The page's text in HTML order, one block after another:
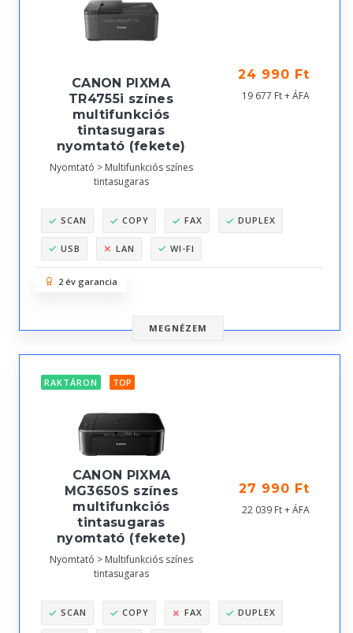
CANON PIXMA
TR4755i színes
multifunkciós
tintasugaras
nyomtató (fekete)
Nyomtató > Multifunkciós színes
tintasugaras
24 990 Ft
19 677 Ft + ÁFA
SCAN COPY FAX DUPLEX
USB LAN WI-FI
2 év garancia
MEGNÉZEM
RAKTÁRON TOP
CANON PIXMA
MG3650S színes
multifunkciós
tintasugaras
nyomtató (fekete)
Nyomtató > Multifunkciós színes
tintasugaras
27 990 Ft
22 039 Ft + ÁFA
SCAN COPY FAX DUPLEX